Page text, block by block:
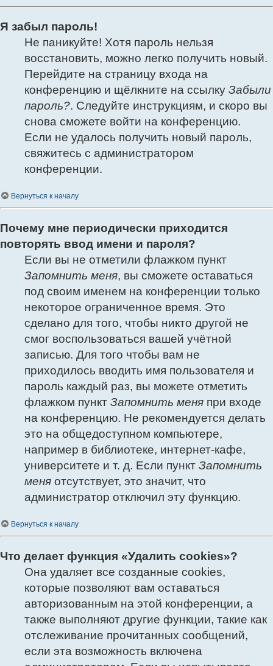
Я забыл пароль!
Не паникуйте! Хотя пароль нельзя
восстановить, можно легко получить новый.
Перейдите на страницу входа на
конференцию и щёлкните на ссылку Забыли
пароль?. Следуйте инструкциям, и скоро вы
снова сможете войти на конференцию.
Если не удалось получить новый пароль,
свяжитесь с администратором
конференции.
Вернуться к началу
Почему мне периодически приходится
повторять ввод имени и пароля?
Если вы не отметили флажком пункт
Запомнить меня, вы сможете оставаться
под своим именем на конференции только
некоторое ограниченное время. Это
сделано для того, чтобы никто другой не
смог воспользоваться вашей учётной
записью. Для того чтобы вам не
приходилось вводить имя пользователя и
пароль каждый раз, вы можете отметить
флажком пункт Запомнить меня при входе
на конференцию. Не рекомендуется делать
это на общедоступном компьютере,
например в библиотеке, интернет-кафе,
университете и т. д. Если пункт Запомнить
меня отсутствует, это значит, что
администратор отключил эту функцию.
Вернуться к началу
Что делает функция «Удалить cookies»?
Она удаляет все созданные cookies,
которые позволяют вам оставаться
авторизованным на этой конференции, а
также выполняют другие функции, такие как
отслеживание прочитанных сообщений,
если эта возможность включена